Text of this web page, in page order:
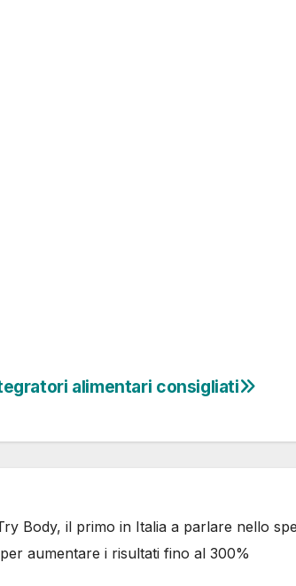
alimentari consigliati
Body, il primo in Italia a parlare nello
aumentare i risultati fino al 300%